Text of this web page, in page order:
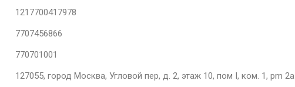
1217700417978
7707456866
770701001
127055, город Москва, Угловой пер, д. 2, этаж 10, пом I, ком. 1, pm 2а